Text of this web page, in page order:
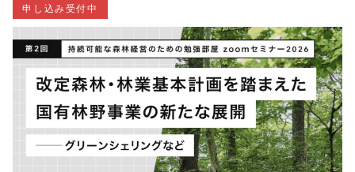
申し込み受付中